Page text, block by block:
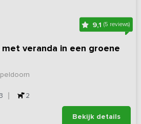
9,1 (5 reviews)
met veranda in een groene
2
Bekijk details